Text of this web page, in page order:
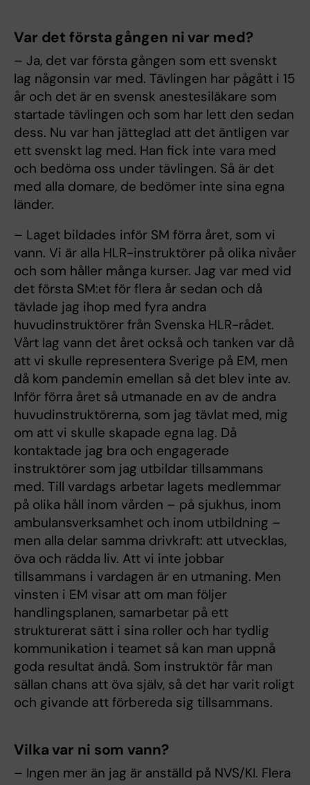
Var det första gången ni var med?
– Ja, det var första gången som ett svenskt
lag någonsin var med. Tävlingen har pågått i 15
år och det är en svensk anestesiläkare som
startade tävlingen och som har lett den sedan
dess. Nu var han jätteglad att det äntligen var
ett svenskt lag med. Han fick inte vara med
och bedöma oss under tävlingen. Så är det
med alla domare, de bedömer inte sina egna
länder.
– Laget bildades inför SM förra året, som vi
vann. Vi är alla HLR-instruktörer på olika nivåer
och som håller många kurser. Jag var med vid
det första SM:et för flera år sedan och då
tävlade jag ihop med fyra andra
huvudinstruktörer från Svenska HLR-rådet.
Vårt lag vann det året också och tanken var då
att vi skulle representera Sverige på EM, men
då kom pandemin emellan så det blev inte av.
Inför förra året så utmanade en av de andra
huvudinstruktörerna, som jag tävlat med, mig
om att vi skulle skapade egna lag. Då
kontaktade jag bra och engagerade
instruktörer som jag utbildar tillsammans
med. Till vardags arbetar lagets medlemmar
på olika håll inom vården – på sjukhus, inom
ambulansverksamhet och inom utbildning –
men alla delar samma drivkraft: att utvecklas,
öva och rädda liv. Att vi inte jobbar
tillsammans i vardagen är en utmaning. Men
vinsten i EM visar att om man följer
handlingsplanen, samarbetar på ett
strukturerat sätt i sina roller och har tydlig
kommunikation i teamet så kan man uppnå
goda resultat ändå. Som instruktör får man
sällan chans att öva själv, så det har varit roligt
och givande att förbereda sig tillsammans.
Vilka var ni som vann?
– Ingen mer än jag är anställd på NVS/KI. Flera